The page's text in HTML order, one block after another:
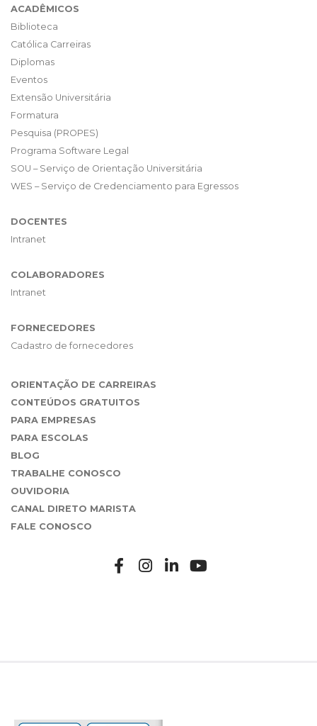
ACADÊMICOS
Biblioteca
Católica Carreiras
Diplomas
Eventos
Extensão Universitária
Formatura
Pesquisa (PROPES)
Programa Software Legal
SOU – Serviço de Orientação Universitária
WES – Serviço de Credenciamento para Egressos
DOCENTES
Intranet
COLABORADORES
Intranet
FORNECEDORES
Cadastro de fornecedores
ORIENTAÇÃO DE CARREIRAS
CONTEÚDOS GRATUITOS
PARA EMPRESAS
PARA ESCOLAS
BLOG
TRABALHE CONOSCO
OUVIDORIA
CANAL DIRETO MARISTA
FALE CONOSCO